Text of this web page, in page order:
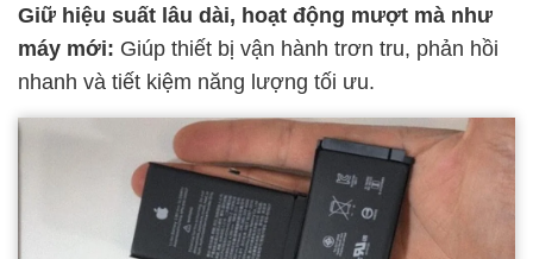
Giữ hiệu suất lâu dài, hoạt động mượt mà như
máy mới: Giúp thiết bị vận hành trơn tru, phản hồi
nhanh và tiết kiệm năng lượng tối ưu.